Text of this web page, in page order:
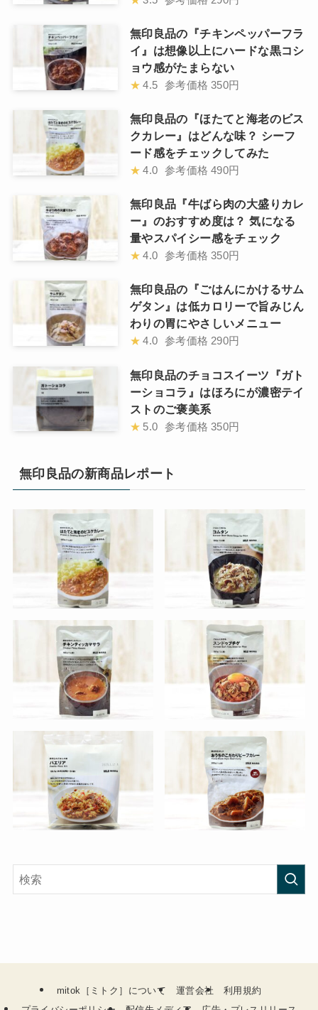
無印良品の『チキンペッパーフラ
イ』は想像以上にハードな黒コシ
ョウ感がたまらない
★ 4.5 参考価格 350円
無印良品の『ほたてと海老のビス
クカレー』はどんな味？ シーフ
ード感をチェックしてみた
★ 4.0 参考価格 490円
無印良品『牛ばら肉の大盛りカレ
ー』のおすすめ度は？ 気になる
量やスパイシー感をチェック
★ 4.0 参考価格 350円
無印良品の『ごはんにかけるサム
ゲタン』は低カロリーで旨みじん
わりの胃にやさしいメニュー
★ 4.0 参考価格 290円
無印良品のチョコスイーツ『ガト
ーショコラ』はほろにが濃密テイ
ストのご褒美系
★ 5.0 参考価格 350円
無印良品の新商品レポート
mitok［ミトク］について 運営会社
利用規約